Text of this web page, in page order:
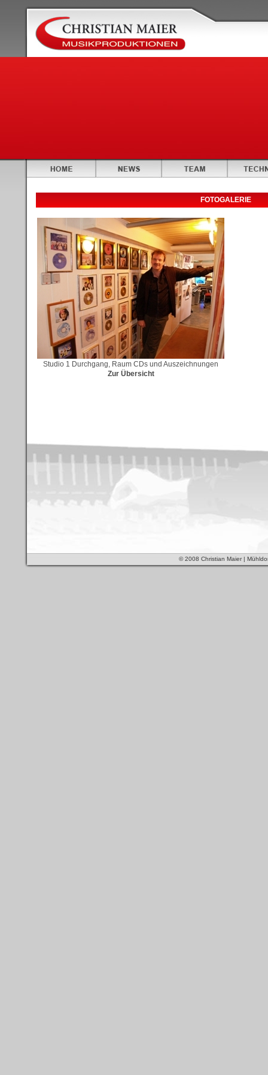
FOTOGALERIE
Studio 1 Durchgang, Raum CDs und Auszeichnungen
Zur Übersicht
© 2008 Christian Maier |